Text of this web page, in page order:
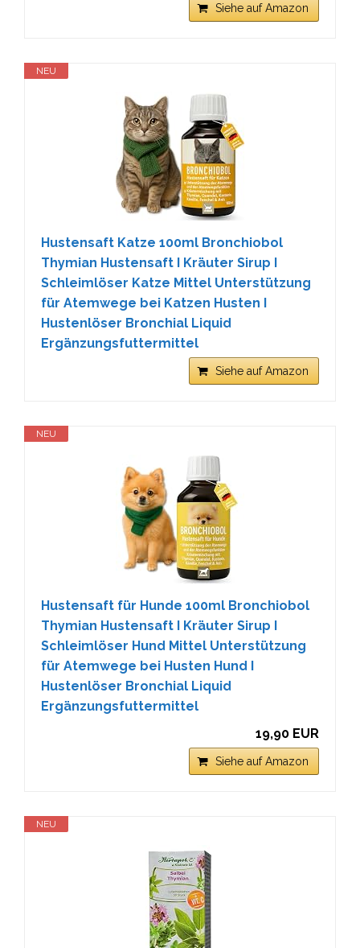
Siehe auf Amazon
NEU
Hustensaft Katze 100ml Bronchiobol
Thymian Hustensaft I Kräuter Sirup I
Schleimlöser Katze Mittel Unterstützung
für Atemwege bei Katzen Husten I
Hustenlöser Bronchial Liquid
Ergänzungsfuttermittel
Siehe auf Amazon
NEU
Hustensaft für Hunde 100ml Bronchiobol
Thymian Hustensaft I Kräuter Sirup I
Schleimlöser Hund Mittel Unterstützung
für Atemwege bei Husten Hund I
Hustenlöser Bronchial Liquid
Ergänzungsfuttermittel
19,90 EUR
Siehe auf Amazon
NEU